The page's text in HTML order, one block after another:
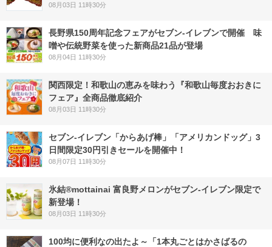
08月03日 11時30分
長野県150周年記念フェアがセブン-イレブンで開催 味
噌や伝統野菜を使った新商品21品が登場
08月04日 11時30分
関西限定！和歌山の恵みを味わう『和歌山毎度おおきに
フェア』全商品徹底紹介
08月03日 11時30分
セブン‐イレブン「からあげ棒」「アメリカンドッグ」3
日間限定30円引きセールを開催中！
08月07日 11時30分
氷結®mottainai 富良野メロンがセブン‐イレブン限定で
新登場！
08月03日 11時30分
100均に便利なの出たよ～「1本丸ごとはかさばるの